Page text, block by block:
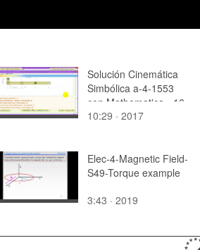
Solución Cinemática
Simbólica a-4-1553
con Mathematica - 16
de 23 - Modelo
10:29 · 2017
Elec-4-Magnetic Field-
S49-Torque example
3:43 · 2019